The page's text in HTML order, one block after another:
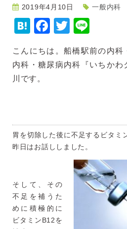
2019年4月10日 一般内科
Hatena
Facebook
Twitter
こんにちは。船橋駅前の内科
内科・糖尿病内科『いちかわ
川です。
胃を切除した後に不足するビタミ
昨日はお話ししました。
そして、その
不足を補うた
めに積極的に
ビタミンB12を